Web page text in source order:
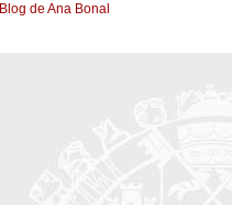
Blog de Ana Bonal